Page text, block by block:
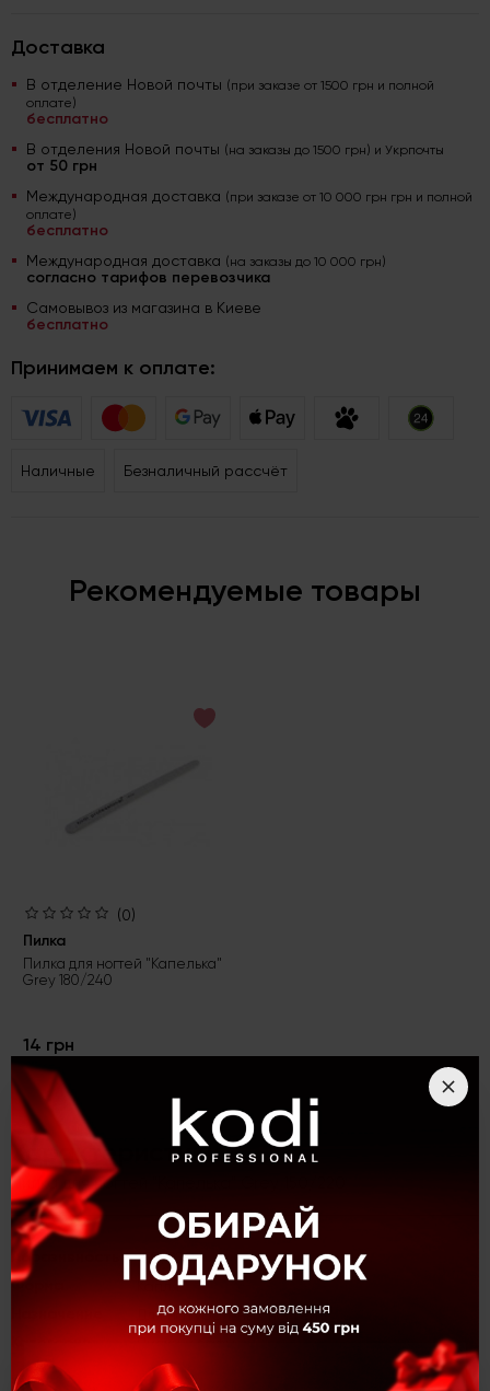
Доставка
В отделение Новой почты (при заказе от 1500 грн и полной
оплате)
бесплатно
В отделения Новой почты (на заказы до 1500 грн) и Укрпочты
от 50 грн
Международная доставка (при заказе от 10 000 грн грн и полной
оплате)
бесплатно
Международная доставка (на заказы до 10 000 грн)
согласно тарифов перевозчика
Самовывоз из магазина в Киеве
бесплатно
Принимаем к оплате:
Наличные Безналичный рассчёт
Рекомендуемые товары
(0)
Пилка
Пилка для ногтей "Капелька"
Grey 180/240
14 грн
Характеристики
Пилка для ногтей "Капелька" Grey 150/220
Абразивность 150/220
Форма Капля
Для натуральных ногтей